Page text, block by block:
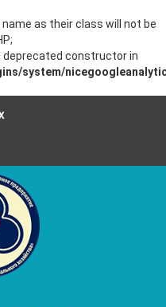
as their class will not be
deprecated constructor in
system/